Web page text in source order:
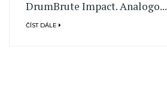
DrumBrute Impact. Analogo...
ČÍST DÁLE